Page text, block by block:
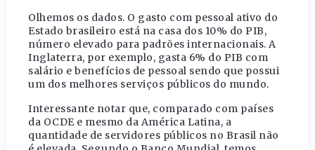
Olhemos os dados. O gasto com pessoal ativo do
Estado brasileiro está na casa dos 10% do PIB,
número elevado para padrões internacionais. A
Inglaterra, por exemplo, gasta 6% do PIB com
salário e benefícios de pessoal sendo que possui
um dos melhores serviços públicos do mundo.
Interessante notar que, comparado com países
da OCDE e mesmo da América Latina, a
quantidade de servidores públicos no Brasil não